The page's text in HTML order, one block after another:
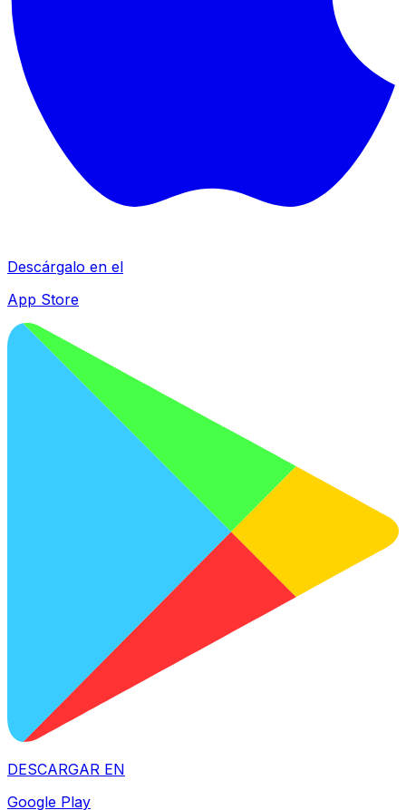
Descárgalo en el
App Store
DESCARGAR EN
Google Play